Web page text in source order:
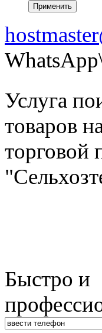
Услуга
товаров
торговой
Быстро и